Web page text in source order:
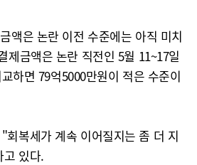
액은 논란 이전 수준에는 아직 미치
제금액은 논란 직전인 5월 11~17일
하면 79억5000만원이 적은 수준이
회복세가 계속 이어질지는 좀 더 지
있다.